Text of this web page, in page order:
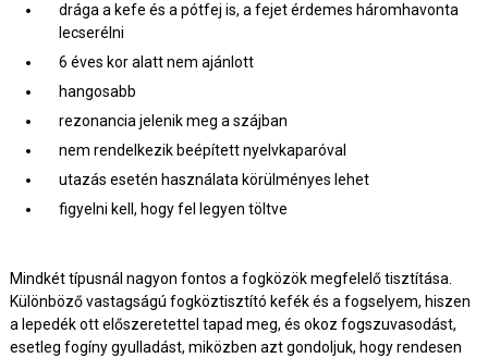
drága a kefe és a pótfej is, a fejet érdemes háromhavonta
lecserélni
6 éves kor alatt nem ajánlott
hangosabb
rezonancia jelenik meg a szájban
nem rendelkezik beépített nyelvkaparóval
utazás esetén használata körülményes lehet
figyelni kell, hogy fel legyen töltve
Mindkét típusnál nagyon fontos a fogközök megfelelő tisztítása.
Különböző vastagságú fogköztisztító kefék és a fogselyem, hiszen
a lepedék ott előszeretettel tapad meg, és okoz fogszuvasodást,
esetleg fogíny gyulladást, miközben azt gondoljuk, hogy rendesen